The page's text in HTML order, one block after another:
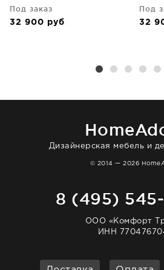
Под заказ
32 900 руб
Под
32
Дизайнерская мебель и
© 2014 — 2026
8 (495)
ООО «Комфорт
ИНН